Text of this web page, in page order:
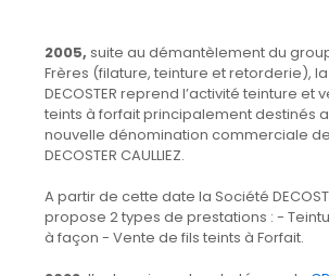
2005, suite au démantèlement du
Frères (filature, teinture et retorderie),
DECOSTER reprend l’activité teinture et
teints à forfait principalement destinés
nouvelle dénomination commerciale
DECOSTER CAULLIEZ.
A partir de cette date la Société
propose 2 types de prestations : -
à façon - Vente de fils teints à Forfait.